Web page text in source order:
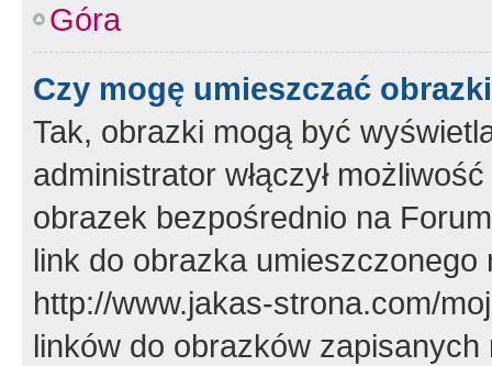
Góra
Czy mogę umieszczać
Tak, obrazki mogą być
administrator włączył
obrazek bezpośrednio na
link do obrazka
http://www.jakas-strona.com/
linków do obrazków